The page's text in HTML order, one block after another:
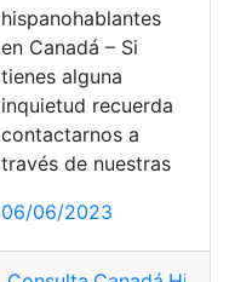
hispanohablantes
en Canadá – Si
tienes alguna
inquietud recuerda
contactarnos a
través de nuestras
06/06/2023